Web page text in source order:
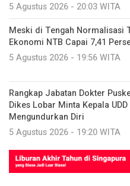
5 Agustus 2026 - 20:03 WITA
Meski di Tengah Normalisasi
Ekonomi NTB Capai 7,41
5 Agustus 2026 - 19:56 WITA
Rangkap Jabatan Dokter
Dikes Lobar Minta Kepala UDD
Mengundurkan Diri
5 Agustus 2026 - 19:20 WITA